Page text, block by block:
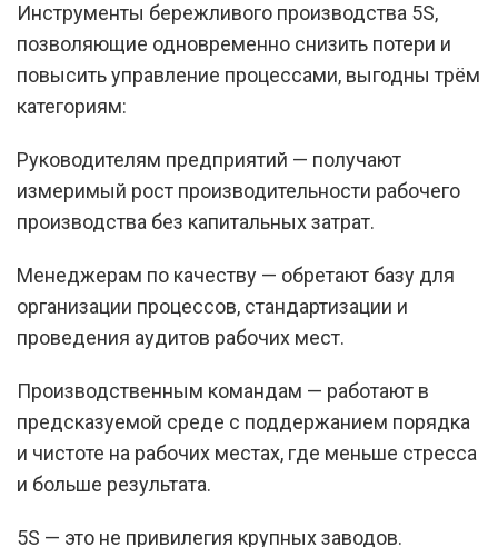
Инструменты бережливого производства 5S,
позволяющие одновременно снизить потери и
повысить управление процессами, выгодны трём
категориям:
Руководителям предприятий — получают
измеримый рост производительности рабочего
производства без капитальных затрат.
Менеджерам по качеству — обретают базу для
организации процессов, стандартизации и
проведения аудитов рабочих мест.
Производственным командам — работают в
предсказуемой среде с поддержанием порядка
и чистоте на рабочих местах, где меньше стресса
и больше результата.
5S — это не привилегия крупных заводов.